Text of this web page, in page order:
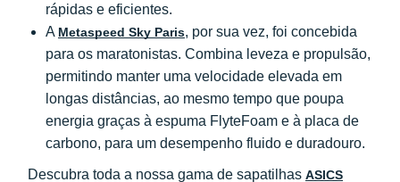
rápidas e eficientes.
A Metaspeed Sky Paris, por sua vez, foi concebida
para os maratonistas. Combina leveza e propulsão,
permitindo manter uma velocidade elevada em
longas distâncias, ao mesmo tempo que poupa
energia graças à espuma FlyteFoam e à placa de
carbono, para um desempenho fluido e duradouro.
Descubra toda a nossa gama de sapatilhas ASICS